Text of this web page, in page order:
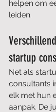
helpen om
leiden.
startup
Net als
consultants
elk met hun
aanpak. De